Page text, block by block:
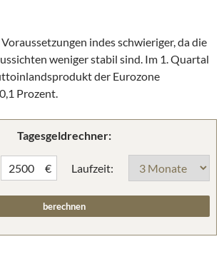
indes schwieriger, da die
weniger stabil sind. Im 1. Quartal
der Eurozone
Prozent.
Tagesgeldrechner:
€ Laufzeit: